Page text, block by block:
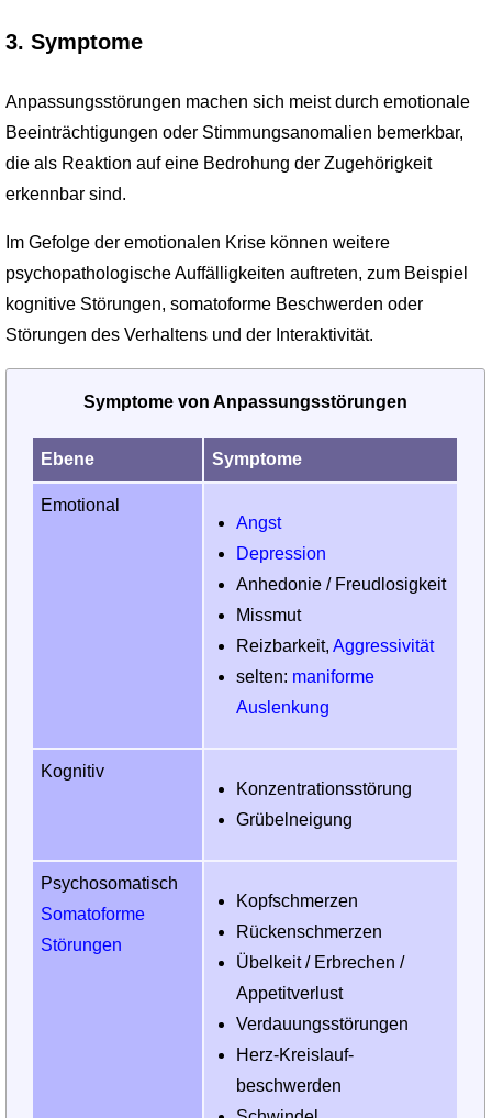
3. Symptome
Anpassungsstörungen machen sich meist durch emotionale
Beeinträchtigungen oder Stimmungsanomalien bemerkbar,
die als Reaktion auf eine Bedrohung der Zugehörigkeit
erkennbar sind.
Im Gefolge der emotionalen Krise können weitere
psychopathologische Auffälligkeiten auftreten, zum Beispiel
kognitive Störungen, somatoforme Beschwerden oder
Störungen des Verhaltens und der Interaktivität.
Symptome von Anpassungsstörungen
Ebene Symptome
Emotional
Angst
Depression
Anhedonie / Freudlosigkeit
Missmut
Reizbarkeit, Aggressivität
selten: maniforme
Auslenkung
Kognitiv
Konzentrations­störung
Grübelneigung
Psychosomatisch
Somatoforme
Störungen
Kopfschmerzen
Rückenschmerzen
Übelkeit / Erbrechen /
Appetitverlust
Verdauungs­störungen
Herz-Kreislauf­
beschwerden